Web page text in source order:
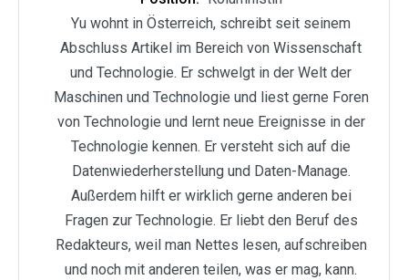
Yu wohnt in Österreich, schreibt seit seinem
Abschluss Artikel im Bereich von Wissenschaft
und Technologie. Er schwelgt in der Welt der
Maschinen und Technologie und liest gerne Foren
von Technologie und lernt neue Ereignisse in der
Technologie kennen. Er versteht sich auf die
Datenwiederherstellung und Daten-Manage.
Außerdem hilft er wirklich gerne anderen bei
Fragen zur Technologie. Er liebt den Beruf des
Redakteurs, weil man Nettes lesen, aufschreiben
und noch mit anderen teilen, was er mag, kann.